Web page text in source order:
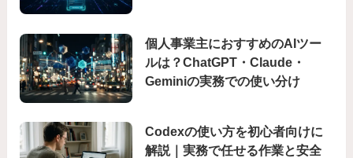
個人事業主におすすめのAIツー
ルは？ChatGPT・Claude・
Geminiの実務での使い分け
Codexの使い方を初心者向けに
解説｜実務で任せる作業と安全